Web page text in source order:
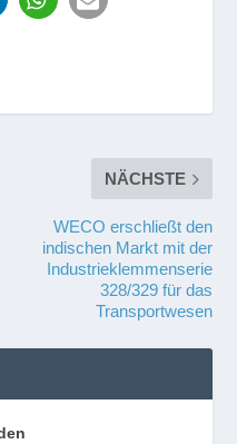
NÄCHSTE
WECO erschließt den
indischen Markt mit der
Industrieklemmenserie
328/329 für das
Transportwesen